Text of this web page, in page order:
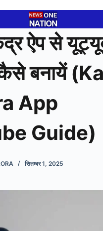
ऐप से
बनायें
App
Guide)
सितम्बर 1, 2025